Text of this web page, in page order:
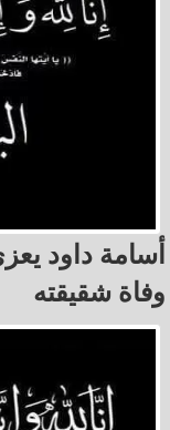
أسامة داود
وفاة شقيقته